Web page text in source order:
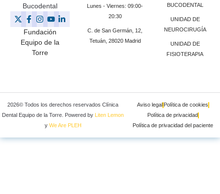
Bucodental
Fundación
Equipo de la
Torre
Lunes - Viernes: 09:00-
20:30
C. de San Germán, 12,
Tetuán, 28020 Madrid
BUCODENTAL
UNIDAD DE
NEUROCIRUGÍA
UNIDAD DE
FISIOTERAPIA
2026© Todos los derechos reservados Clínica
Dental Equipo de la Torre. Powered by Liten Lemon
y We Are PLEH
Aviso legal Política de cookies
Política de privacidad
Política de privacidad del paciente